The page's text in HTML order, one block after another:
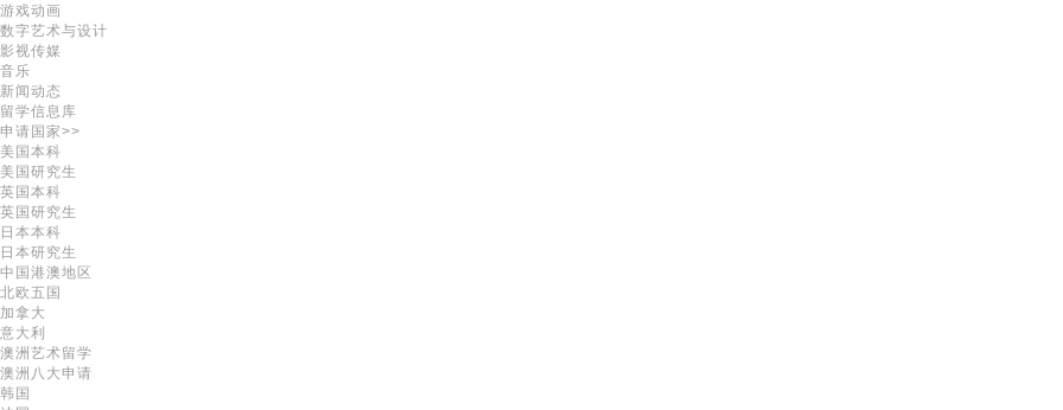
游戏动画
数字艺术与设计
影视传媒
音乐
新闻动态
留学信息库
申请国家>>
美国本科
美国研究生
英国本科
英国研究生
日本本科
日本研究生
中国港澳地区
北欧五国
加拿大
意大利
澳洲艺术留学
澳洲八大申请
韩国